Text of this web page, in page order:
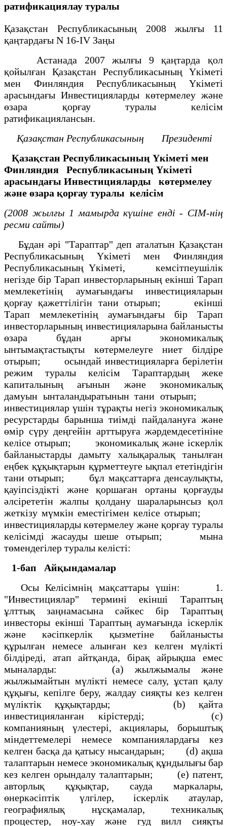
ратификациялау туралы
Қазақстан Республикасының 2008 жылғы 11
қаңтардағы N 16-IV Заңы
Астанада 2007 жылғы 9 қаңтарда қол
қойылған Қазақстан Республикасының Үкіметі
мен Финляндия Республикасының Үкіметі
арасындағы Инвестицияларды көтермелеу және
өзара қорғау туралы келісім
ратификациялансын.
Қазақстан Республикасының
Президенті
Қазақстан Республикасының Үкіметі мен
Финляндия
Республикасының Үкіметі
арасындағы Инвестицияларды
көтермелеу
және өзара қорғау туралы келісім
(2008 жылғы 1 мамырда күшіне енді - СІМ-нің
ресми сайты)
Бұдан әрі "Тараптар" деп аталатын Қазақстан
Республикасының Үкіметі мен Финляндия
Республикасының Үкіметі, кемсітпеушілік
негізде бір Тарап инвесторларының екінші Тарап
мемлекетінің аумағындағы инвестицияларын
қорғау қажеттілігін тани отырып; екінші
Тарап мемлекетінің аумағындағы бір Тарап
инвесторларының инвестицияларына байланысты
өзара бұдан арғы экономикалық
ынтымақтастықты көтермелеуге ниет білдіре
отырып; осындай инвестицияларға берілетін
режим туралы келісім Тараптардың жеке
капиталының ағынын және экономикалық
дамуын ынталандыратынын тани отырып;
инвестициялар үшін тұрақты негіз экономикалық
ресурстарды барынша тиімді пайдалануға және
өмір сүру деңгейін арттыруға жәрдемдесетініне
келісе отырып; экономикалық және іскерлік
байланыстарды дамыту халықаралық танылған
еңбек құқықтарын құрметтеуге ықпал ететіндігін
тани отырып; бұл мақсаттарға денсаулықты,
қауіпсіздікті және қоршаған ортаны қорғауды
әлсірететін жалпы қолдану шараларынсыз қол
жеткізу мүмкін еместігімен келісе отырып;
инвестицияларды көтермелеу және қорғау туралы
келісімді жасауды шеше отырып; мына
төмендегілер туралы келісті:
1-бап
Айқындамалар
Осы Келісімнің мақсаттары үшін: 1.
"Инвестициялар" термині екінші Тараптың
ұлттық заңнамасына сәйкес бір Тараптың
инвесторы екінші Тараптың аумағында іскерлік
және кәсіпкерлік қызметіне байланысты
құрылған немесе алынған кез келген мүлікті
білдіреді, атап айтқанда, бірақ айрықша емес
мыналарды: (а) жылжымалы және
жылжымайтын мүлікті немесе салу, ұстап қалу
құқығы, кепілге беру, жалдау сияқты кез келген
мүліктік құқықтарды; (b) қайта
инвестицияланған кірістерді; (с)
компанияның үлестері, акциялары, борыштық
міндеттемелері немесе компаниялардағы кез
келген басқа да қатысу нысандарын; (d) ақша
талаптарын немесе экономикалық құндылығы бар
кез келген орындалу талаптарын; (е) патент,
авторлық құқықтар, сауда маркалары,
өнеркәсіптік үлгілер, іскерлік атаулар,
географиялық нұсқамалар, техникалық
процестер, ноу-хау және гуд вилл сияқты